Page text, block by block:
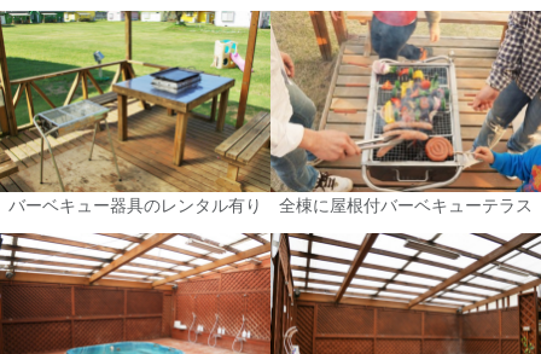
バーベキュー器具のレンタル有り 全棟に屋根付バーベキューテラス